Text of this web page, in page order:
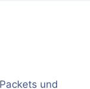
und